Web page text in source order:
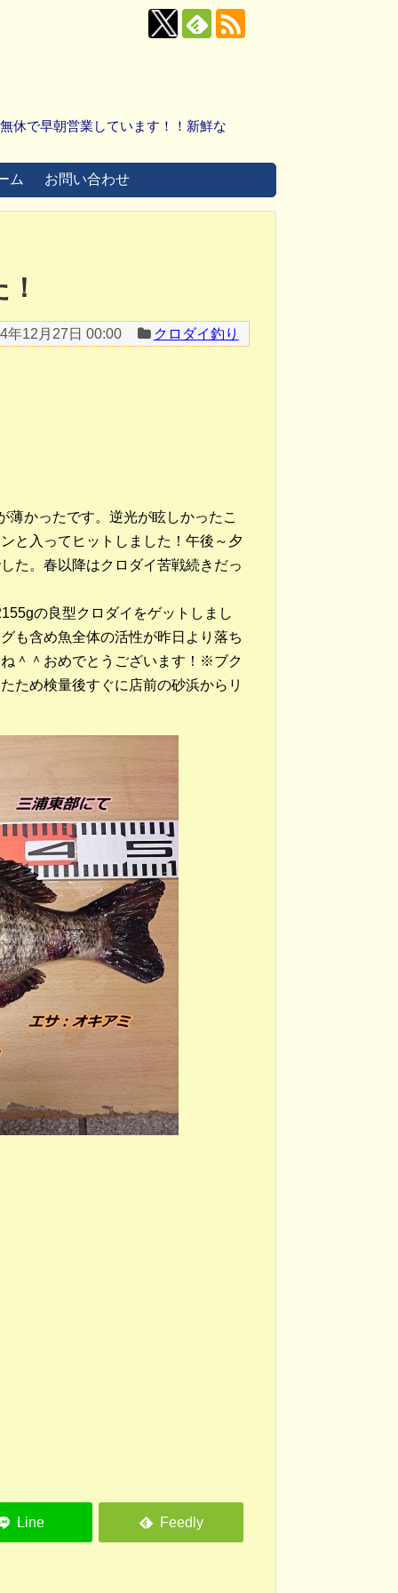
休で早朝営業しています！！新鮮な
ム お問い合わせ
年12月27日 00:00 クロダイ釣り
かったです。逆光が眩しかったこ
と入ってヒットしました！午後～夕
た。春以降はクロダイ苦戦続きだっ
の良型クロダイをゲットしまし
も含め魚全体の活性が昨日より落ち
＾＾おめでとうございます！※ブク
ため検量後すぐに店前の砂浜からリ